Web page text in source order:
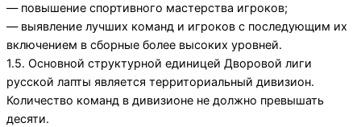
— повышение спортивного мастерства игроков;
— выявление лучших команд и игроков с последующим их
включением в сборные более высоких уровней.
1.5. Основной структурной единицей Дворовой лиги
русской лапты является территориальный дивизион.
Количество команд в дивизионе не должно превышать
десяти.